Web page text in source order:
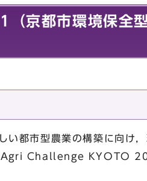
都市環境保全型
都市型農業の構築に向け
Challenge KYOTO